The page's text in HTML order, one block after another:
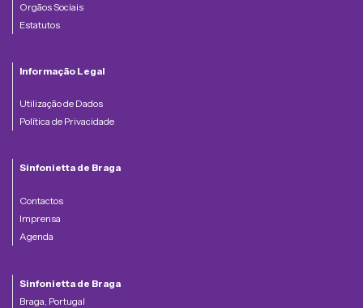
Orgãos Sociais
Estatutos
Informação Legal
Utilização de Dados
Política de Privacidade
Sinfonietta de Braga
Contactos
Imprensa
Agenda
Sinfonietta de Braga
Braga, Portugal